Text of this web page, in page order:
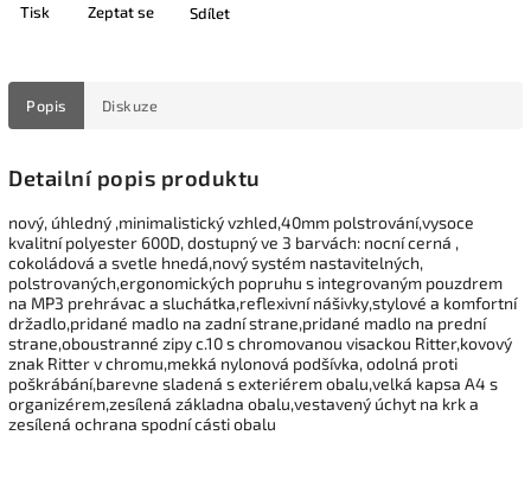
Tisk Zeptat se Sdílet
Popis Diskuze
Detailní popis produktu
nový, úhledný ,minimalistický vzhled,40mm polstrování,vysoce
kvalitní polyester 600D, dostupný ve 3 barvách: nocní cerná ,
cokoládová a svetle hnedá,nový systém nastavitelných,
polstrovaných,ergonomických popruhu s integrovaným pouzdrem
na MP3 prehrávac a sluchátka,reflexivní nášivky,stylové a komfortní
držadlo,pridané madlo na zadní strane,pridané madlo na prední
strane,oboustranné zipy c.10 s chromovanou visackou Ritter,kovový
znak Ritter v chromu,mekká nylonová podšívka, odolná proti
poškrábání,barevne sladená s exteriérem obalu,velká kapsa A4 s
organizérem,zesílená základna obalu,vestavený úchyt na krk a
zesílená ochrana spodní cásti obalu